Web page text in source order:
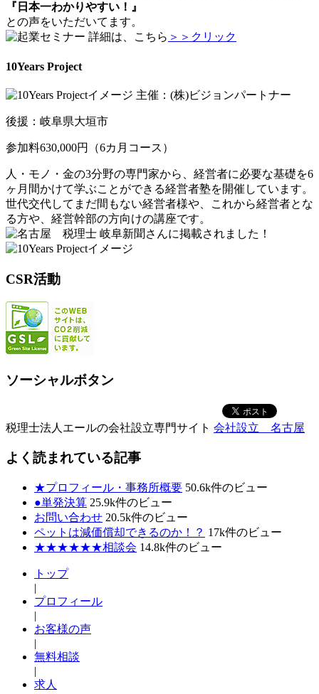
『日本一わかりやすい！』
との声をいただいてます。
詳細は、こちら ＞＞クリック
10Years Project
主催：(株)ビジョンパートナー
後援：岐阜県大垣市
参加料630,000円（6カ月コース）
人・モノ・金の3分野の専門家から、経営者に必要な基礎を6
ヶ月間かけて学ぶことができる経営者塾を開催しています。
世代交代してまだ間もない経営者様や、これから経営者とな
る方や、経営幹部の方向けの講座です。
岐阜新聞さんに掲載されました！
CSR活動
ソーシャルボタン
税理士法人エールの会社設立専門サイト 会社設立 名古屋
よく読まれている記事
★プロフィール・事務所概要 50.6k件のビュー
●単発決算 25.9k件のビュー
お問い合わせ 20.5k件のビュー
ペットは減価償却できるのか！？ 17k件のビュー
★★★★★★相談会 14.8k件のビュー
トップ
|
プロフィール
|
お客様の声
|
無料相談
|
求人